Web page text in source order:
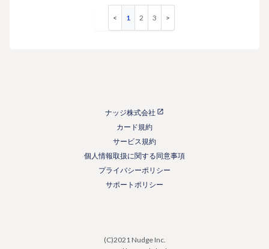
1 2 3
ナッジ株式会社
カード規約
サービス規約
個人情報取扱に関する同意事項
プライバシーポリシー
サポートポリシー
(C)2021 Nudge Inc.